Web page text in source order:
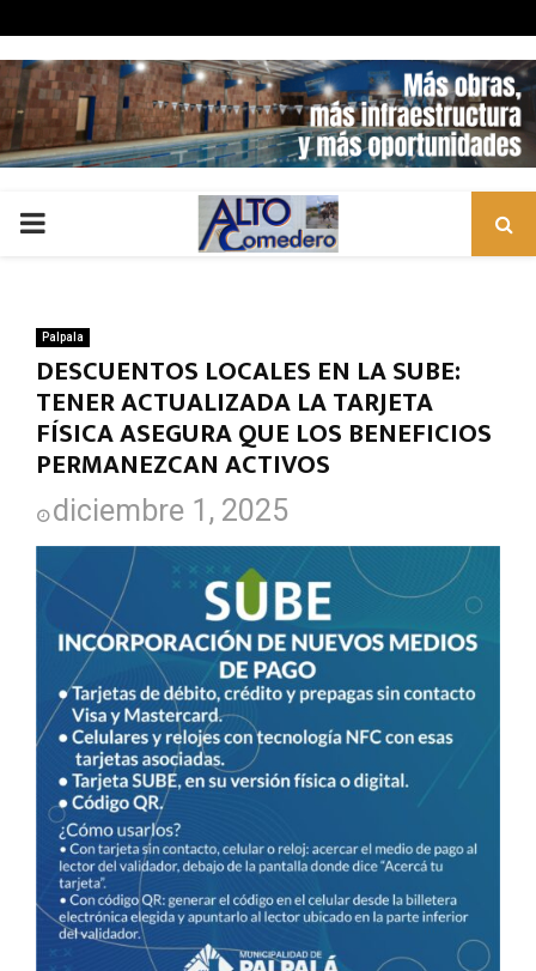
PRIMARY
Palpala
DESCUENTOS LOCALES EN LA SUBE:
TENER ACTUALIZADA LA TARJETA
FÍSICA ASEGURA QUE LOS BENEFICIOS
PERMANEZCAN ACTIVOS
diciembre 1, 2025